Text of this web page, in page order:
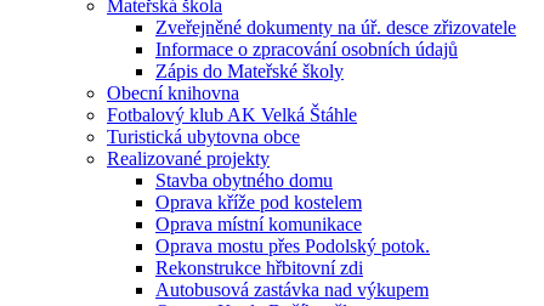
Mateřská škola
Zveřejněné dokumenty na úř. desce zřizovatele
Informace o zpracování osobních údajů
Zápis do Mateřské školy
Obecní knihovna
Fotbalový klub AK Velká Štáhle
Turistická ubytovna obce
Realizované projekty
Stavba obytného domu
Oprava kříže pod kostelem
Oprava místní komunikace
Oprava mostu přes Podolský potok.
Rekonstrukce hřbitovní zdi
Autobusová zastávka nad výkupem